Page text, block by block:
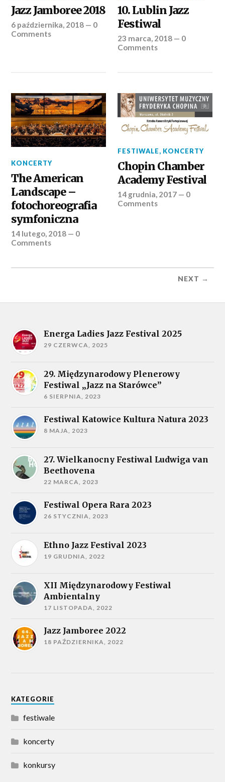
Jazz Jamboree 2018
6 października, 2018 — 0
Comments
10. Lublin Jazz
Festiwal
23 marca, 2018 — 0
Comments
KONCERTY
The American
Landscape –
fotochoreografia
symfoniczna
14 lutego, 2018 — 0
Comments
FESTIWALE, KONCERTY
Chopin Chamber
Academy Festival
14 grudnia, 2017 — 0
Comments
NEXT →
Energa Ladies Jazz Festival 2025
29 CZERWCA, 2025
29. Międzynarodowy Plenerowy
Festiwal „Jazz na Starówce”
6 SIERPNIA, 2023
Festiwal Katowice Kultura Natura 2023
8 MAJA, 2023
27. Wielkanocny Festiwal Ludwiga van
Beethovena
22 MARCA, 2023
Festiwal Opera Rara 2023
26 STYCZNIA, 2023
Ethno Jazz Festival 2023
19 GRUDNIA, 2022
XII Międzynarodowy Festiwal
Ambientalny
17 LISTOPADA, 2022
Jazz Jamboree 2022
18 PAŹDZIERNIKA, 2022
KATEGORIE
festiwale
koncerty
konkursy